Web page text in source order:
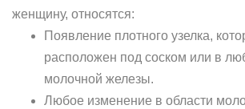
женщину, относятся:
Появление плотного узелка,
расположен под соском или в
молочной железы.
Любое изменение в области